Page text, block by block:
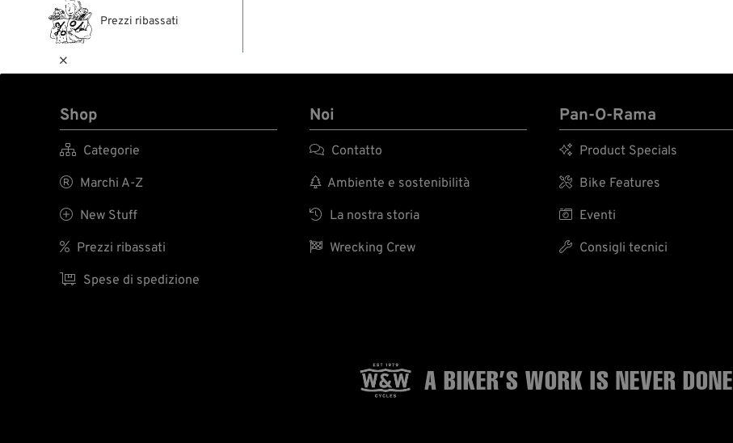
Prezzi ribassati

Shop
 Categorie
 Marchi A-Z
 New Stuff
 Prezzi ribassati
 Spese di spedizione
Noi
 Contatto
 Ambiente e sostenibilità
 La nostra storia
 Wrecking Crew
Pan-O-Rama
 Product Specials
 Bike Features
 Eventi
 Consigli tecnici
A BIKER’S WORK IS NEVER DONE